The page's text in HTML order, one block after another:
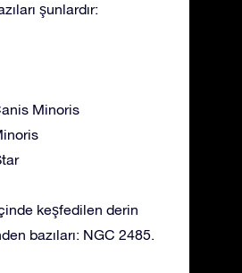
şunlardır:
Minoris
keşfedilen derin
bazıları: NGC 2485.